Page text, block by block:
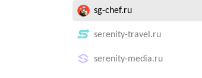
sg-chef.ru
serenity-travel.ru
serenity-media.ru